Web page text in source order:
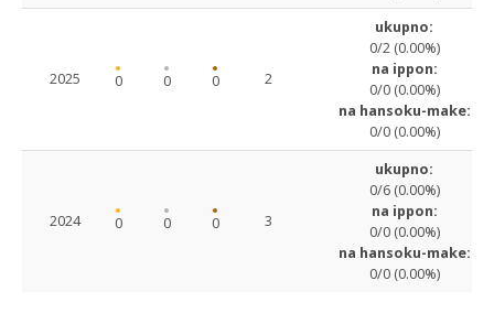
2025 0 0 0 2
ukupno:
0/2 (0.00%)
na ippon:
0/0 (0.00%)
na hansoku-make:
0/0 (0.00%)
2024 0 0 0 3
ukupno:
0/6 (0.00%)
na ippon:
0/0 (0.00%)
na hansoku-make:
0/0 (0.00%)